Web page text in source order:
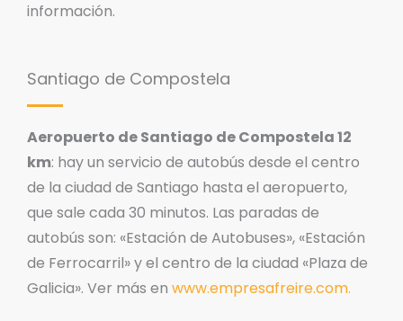
información.
Santiago de Compostela
Aeropuerto de Santiago de Compostela 12
km: hay un servicio de autobús desde el centro
de la ciudad de Santiago hasta el aeropuerto,
que sale cada 30 minutos. Las paradas de
autobús son: «Estación de Autobuses», «Estación
de Ferrocarril» y el centro de la ciudad «Plaza de
Galicia». Ver más en www.empresafreire.com.